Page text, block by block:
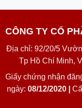
CÔNG TY CỔ
Địa chỉ: 92/20/5
Tp Hồ Chí Minh,
Giấy chứng nhận
ngày: 08/12/2020 |